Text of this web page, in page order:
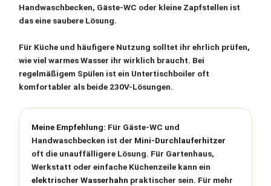
Handwaschbecken, Gäste-WC oder kleine Zapfstellen ist
das eine saubere Lösung.
Für Küche und häufigere Nutzung solltet ihr ehrlich prüfen,
wie viel warmes Wasser ihr wirklich braucht. Bei
regelmäßigem Spülen ist ein Untertischboiler oft
komfortabler als beide 230V-Lösungen.
Meine Empfehlung: Für Gäste-WC und
Handwaschbecken ist der Mini-Durchlauferhitzer
oft die unauffälligere Lösung. Für Gartenhaus,
Werkstatt oder einfache Küchenzeile kann ein
elektrischer Wasserhahn praktischer sein. Für mehr